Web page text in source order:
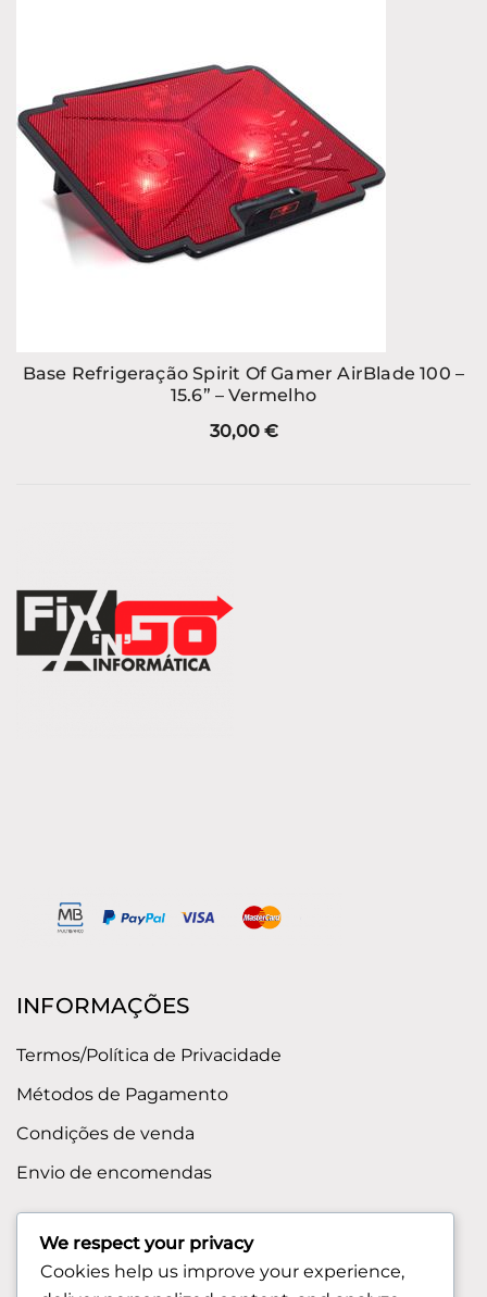
Base Refrigeração Spirit Of Gamer AirBlade 100 –
15.6” – Vermelho
30,00 €
INFORMAÇÕES
Termos/Política de Privacidade
Métodos de Pagamento
Condições de venda
Envio de encomendas
Contactos
We respect your privacy
Cookies help us improve your experience,